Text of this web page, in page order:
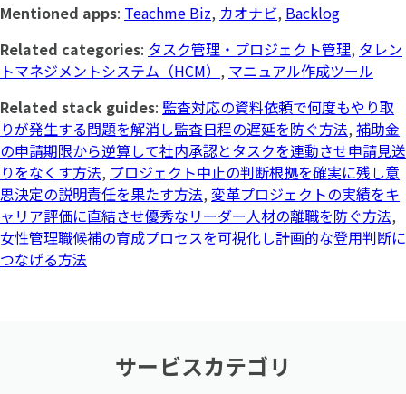
Mentioned apps: Teachme Biz, カオナビ, Backlog
Related categories: タスク管理・プロジェクト管理, タレン
トマネジメントシステム（HCM） , マニュアル作成ツール
Related stack guides: 監査対応の資料依頼で何度もやり取
りが発生する問題を解消し監査日程の遅延を防ぐ方法, 補助金
の申請期限から逆算して社内承認とタスクを連動させ申請見送
りをなくす方法, プロジェクト中止の判断根拠を確実に残し意
思決定の説明責任を果たす方法, 変革プロジェクトの実績をキ
ャリア評価に直結させ優秀なリーダー人材の離職を防ぐ方法,
女性管理職候補の育成プロセスを可視化し計画的な登用判断に
つなげる方法
サービスカテゴリ